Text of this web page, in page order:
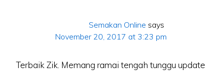
Semakan Online says
November 20, 2017 at 3:23 pm
Terbaik Zik. Memang ramai tengah tunggu update